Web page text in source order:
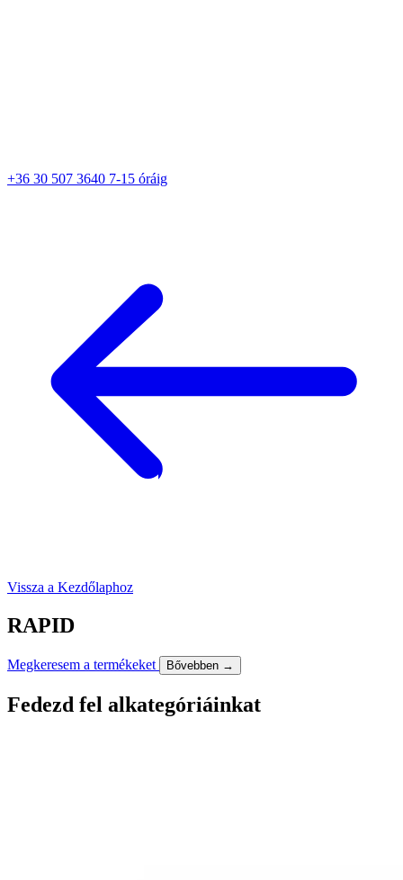
+36 30 507 3640 7-15 óráig
Vissza a Kezdőlaphoz
RAPID
Megkeresem a termékeket Bővebben →
Fedezd fel alkategóriáinkat